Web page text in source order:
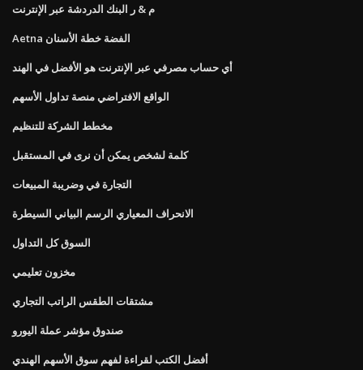
م & ر البنك الدردشة عبر الإنترنت
Aetna الفضة خطة الأسنان
أي حساب مصرفي عبر الإنترنت هو الأفضل في الهند
الواقع الافتراضي منصة تداول الأسهم
مخطط الشركة للتنظيم
كلمة لشخص يمكن أن نرى في المستقبل
التجارة في وضريبة المبيعات
الانحراف المعياري الرسم البياني السيطرة
السوق كل التداول
مخزون تعليمي
مشتقات الطقس الراتب التجاري
صندوق مؤشر عملة اليورو
أفضل الكتب لقراءة لفهم سوق الأسهم الهندي